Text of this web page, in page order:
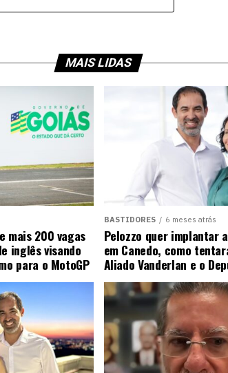
MAIS LIDAS
mais 200 vagas
inglês visando
para o MotoGP
BASTIDORES 6 meses atrás
Pelozzo quer implantar
em Canedo, como
Aliado Vanderlan e o